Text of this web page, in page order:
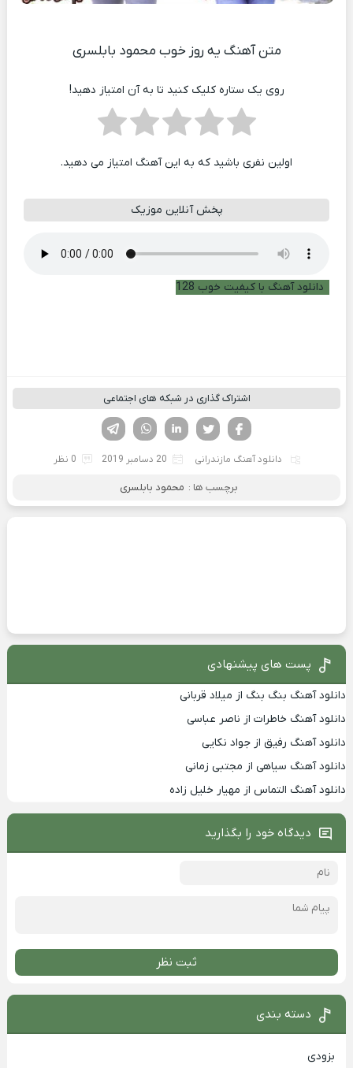
متن آهنگ یه روز خوب محمود بابلسری
روی یک ستاره کلیک کنید تا به آن امتیاز دهید!
اولین نفری باشید که به این آهنگ امتیاز می دهید.
پخش آنلاین موزیک
دانلود آهنگ با کیفیت خوب 128
اشتراک گذاری در شبکه های اجتماعی
لینکدین تویتر
فیسوک
دانلود آهنگ مازندرانی 20 دسامبر 2019 0 نظر
برچسب ها : محمود بابلسری
پست های پیشنهادی
دانلود آهنگ بنگ بنگ از میلاد قربانی
دانلود آهنگ خاطرات از ناصر عباسی
دانلود آهنگ رفیق از جواد نکایی
دانلود آهنگ سیاهی از مجتبی زمانی
دانلود آهنگ التماس از مهیار خلیل زاده
دیدگاه خود را بگذارید
ثبت نظر
دسته بندی
بزودی